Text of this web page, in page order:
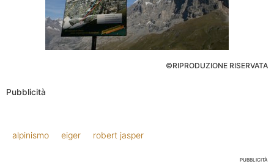
©RIPRODUZIONE RISERVATA
Pubblicità
alpinismo eiger robert jasper
PUBBLICITÀ